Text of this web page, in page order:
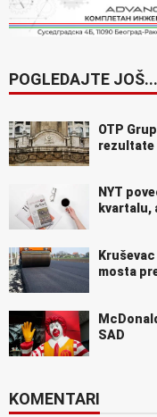
POGLEDAJTE JOŠ...
OTP
rezultate
NYT
kvartalu,
mosta
SAD
KOMENTARI